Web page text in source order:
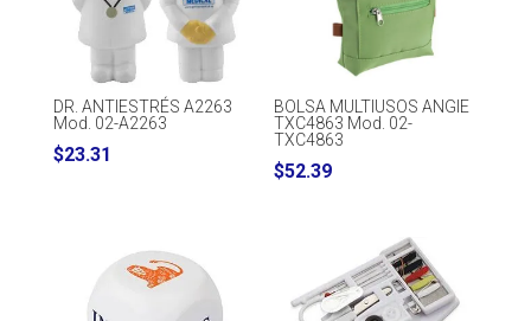
DR. ANTIESTRÉS A2263
Mod. 02-A2263
$23.31
BOLSA MULTIUSOS ANGIE
TXC4863 Mod. 02-
TXC4863
$52.39